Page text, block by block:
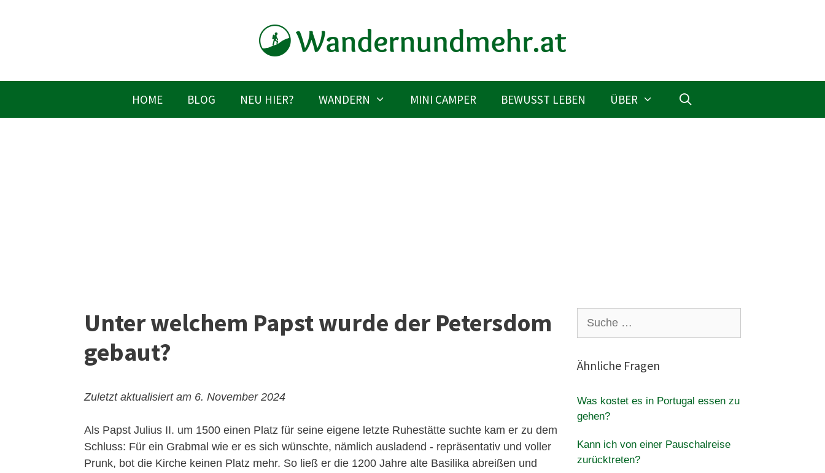
HOME BLOG NEU HIER? WANDERN MINI CAMPER BEWUSST LEBEN ÜBER
Unter welchem Papst wurde der Petersdom
gebaut?
Zuletzt aktualisiert am 6. November 2024
Als Papst Julius II. um 1500 einen Platz für seine eigene letzte Ruhestätte suchte kam er zu dem
Schluss: Für ein Grabmal wie er es sich wünschte, nämlich ausladend - repräsentativ und voller
Prunk, bot die Kirche keinen Platz mehr. So ließ er die 1200 Jahre alte Basilika abreißen und
nach:
Ähnliche Fragen
Was kostet es in Portugal essen zu
gehen?
Kann ich von einer Pauschalreise
zurücktreten?